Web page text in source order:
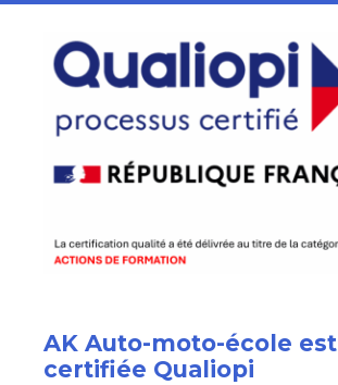
AK Auto-moto-école est
certifiée Qualiopi